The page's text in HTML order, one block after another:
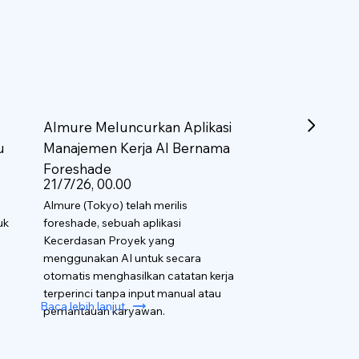
Almure Meluncurkan Aplikasi
Manajemen Kerja AI Bernama
Foreshade
21/7/26, 00.00
Almure (Tokyo) telah merilis
foreshade, sebuah aplikasi
Kecerdasan Proyek yang
menggunakan AI untuk secara
otomatis menghasilkan catatan kerja
terperinci tanpa input manual atau
pemantauan karyawan.
Baca lebih lanjut